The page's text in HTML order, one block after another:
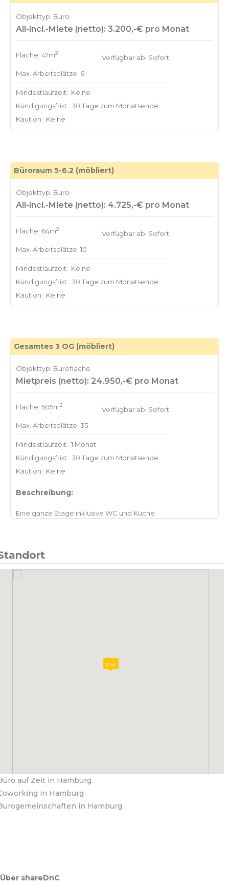
Objekttyp: Büro
All-incl.-Miete (netto): 3.200,-€ pro Monat
Fläche: 47m2
Max. Arbeitsplätze: 6
Verfügbar ab: Sofort
Mindestlaufzeit: Keine
Kündigungsfrist: 30 Tage zum Monatsende
Kaution: Keine
Büroraum 5-6.2 (möbliert)
Objekttyp: Büro
All-incl.-Miete (netto): 4.725,-€ pro Monat
Fläche: 64m2
Max. Arbeitsplätze: 10
Verfügbar ab: Sofort
Mindestlaufzeit: Keine
Kündigungsfrist: 30 Tage zum Monatsende
Kaution: Keine
Gesamtes 3 OG (möbliert)
Objekttyp: Bürofläche
Mietpreis (netto): 24.950,-€ pro Monat
Fläche: 505m2
Max. Arbeitsplätze: 35
Verfügbar ab: Sofort
Mindestlaufzeit: 1 Monat
Kündigungsfrist: 30 Tage zum Monatsende
Kaution: Keine
Beschreibung:
39€
auf Zeit in Hamburg
in Hamburg
in Hamburg
Über shareDnC